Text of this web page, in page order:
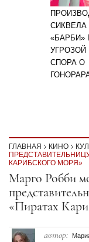
СИКВЕЛА
«БАРБИ»
УГРОЗОЙ
СПОРА О
ГЛАВНАЯ КИНО
КАРИБСКОГО МОРЯ»
Секция
Марго Робби
«Пиратах
автор: